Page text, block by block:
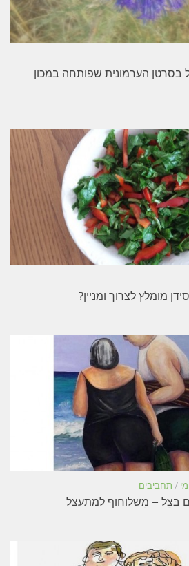
בסרטן הערמונית שפותחה במכון
מומלץ לצרוך ומניין?
/ תחביבים
בּצֵל – מִשלוחוף למתעצל